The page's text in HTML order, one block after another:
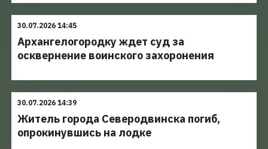
30.07.2026 14:45
Архангелогородку ждет суд за
осквернение воинского захоронения
30.07.2026 14:39
Житель города Северодвинска погиб,
опрокинувшись на лодке